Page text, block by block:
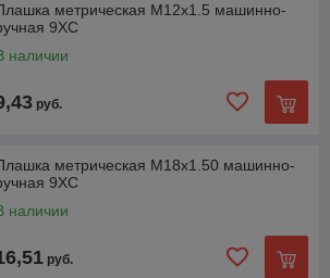
метрическая М12х1.5 машинно-
9XC
наличии
руб.
метрическая М18х1.50 машинно-
9XC
наличии
руб.